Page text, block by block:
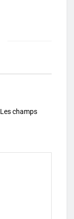
Les champs